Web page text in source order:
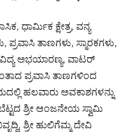
ಧಾರ್ಮಿಕ ಕ್ಷೇತ್ರ, ವನ್ಯ
ಪ್ರವಾಸಿ ತಾಣಗಳು, ಸ್ಮಾರಕಗಳು,
ಅಭಯಾರಣ್ಯ, ವಾಟರ್
ಪ್ರವಾಸಿ ತಾಣಗಳಿಂದ
ಹಲವಾರು ಅವಕಾಶಗಳನ್ನು
ಶ್ರೀ ಆಂಜನೇಯ ಸ್ವಾಮಿ
ಶ್ರೀ ಹುಲಿಗೆಮ್ಮ ದೇವಿ